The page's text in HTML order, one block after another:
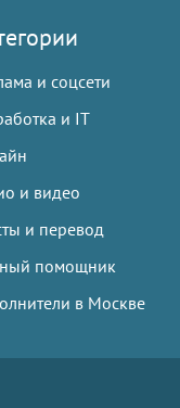
и соцсети
и IT
и видео
и перевод
помощник
в Москве